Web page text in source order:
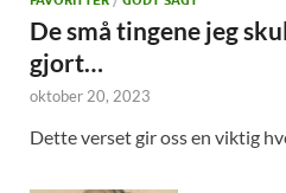
De små tingene jeg
gjort…
oktober 20, 2023
Dette verset gir oss en viktig